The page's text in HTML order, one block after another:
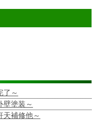
了～
壁塗装～
天補修他～